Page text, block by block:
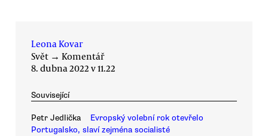
Leona Kovar
Svět → Komentář
8. dubna 2022 v 11.22
Související
Petr Jedlička
Evropský volební rok otevřelo
Portugalsko, slaví zejména socialisté